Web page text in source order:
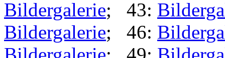
Bildergalerie; 43:
Bildergalerie; 46: